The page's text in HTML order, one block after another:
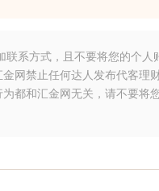
系方式，且不要将您的个
网禁止任何达人发布代客理
都和汇金网无关，请不要